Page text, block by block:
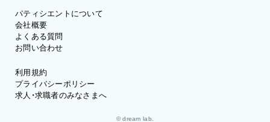
パティシエントについて
会社概要
よくある質問
お問い合わせ
利用規約
プライバシーポリシー
求人・求職者のみなさまへ
© dream lab.